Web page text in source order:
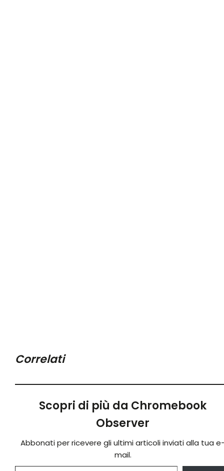
Correlati
Scopri di più da Chromebook
Observer
Abbonati per ricevere gli ultimi articoli inviati alla tua
mail.
Digita la tua e-mail...